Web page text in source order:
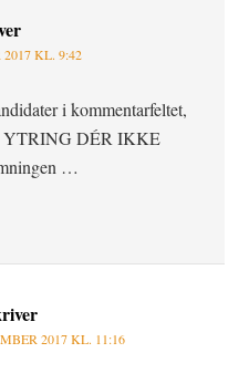
KL. 9:42
i kommentarfeltet,
DÉR IKKE
…
2017 KL. 11:16